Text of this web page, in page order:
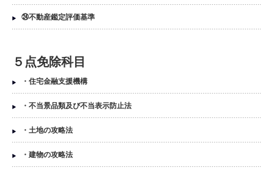
㉔不動産鑑定評価基準
５点免除科目
・住宅金融支援機構
・不当景品類及び不当表示防止法
・土地の攻略法
・建物の攻略法